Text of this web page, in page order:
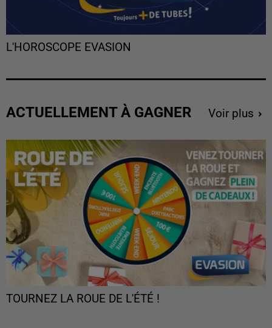
L'HOROSCOPE EVASION
ACTUELLEMENT À GAGNER Voir plus
TOURNEZ LA ROUE DE L'ÉTÉ !